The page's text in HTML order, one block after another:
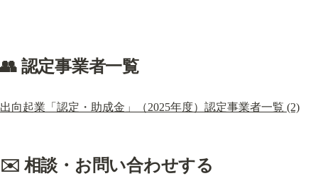
👥 認定事業者一覧
出向起業「認定・助成金」（2025年度）認定事業者一覧 (2)
✉️ 相談・お問い合わせする